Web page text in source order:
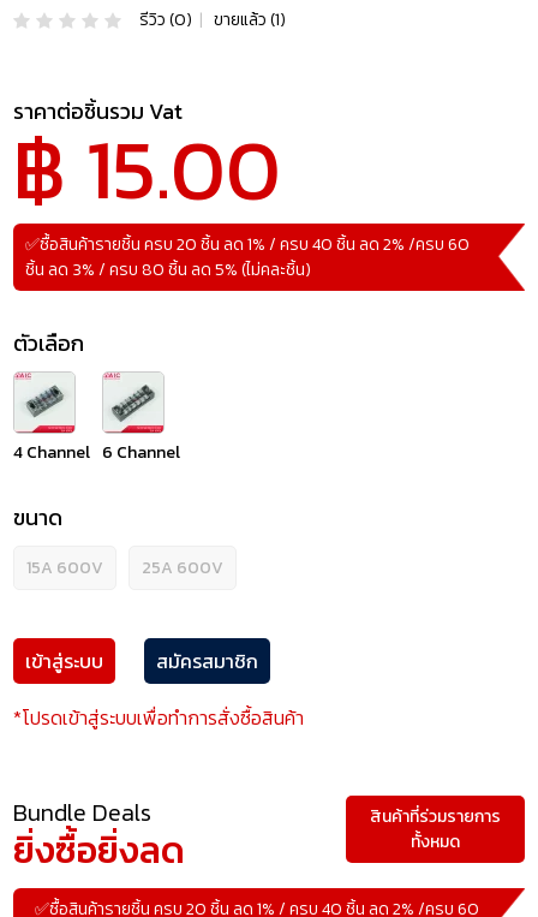
รีวิว (0) | ขายแล้ว (1)
ราคาต่อชิ้นรวม Vat
฿ 15.00
✅ซื้อสินค้ารายชิ้น ครบ 20 ชิ้น ลด 1% / ครบ 40 ชิ้น ลด 2% /ครบ 60
ชิ้น ลด 3% / ครบ 80 ชิ้น ลด 5% (ไม่คละชิ้น)
ตัวเลือก
4 Channel 6 Channel
ขนาด
15A 600V 25A 600V
เข้าสู่ระบบ
สมัครสมาชิก
*โปรดเข้าสู่ระบบเพื่อทำการสั่งซื้อสินค้า
Bundle Deals
ยิ่งซื้อยิ่งลด
✅ซื้อสินค้ารายชิ้น ครบ 20 ชิ้น ลด 1% / ครบ 40 ชิ้น ลด 2% /ครบ 60
สินค้าที่ร่วมรายการ
ทั้งหมด